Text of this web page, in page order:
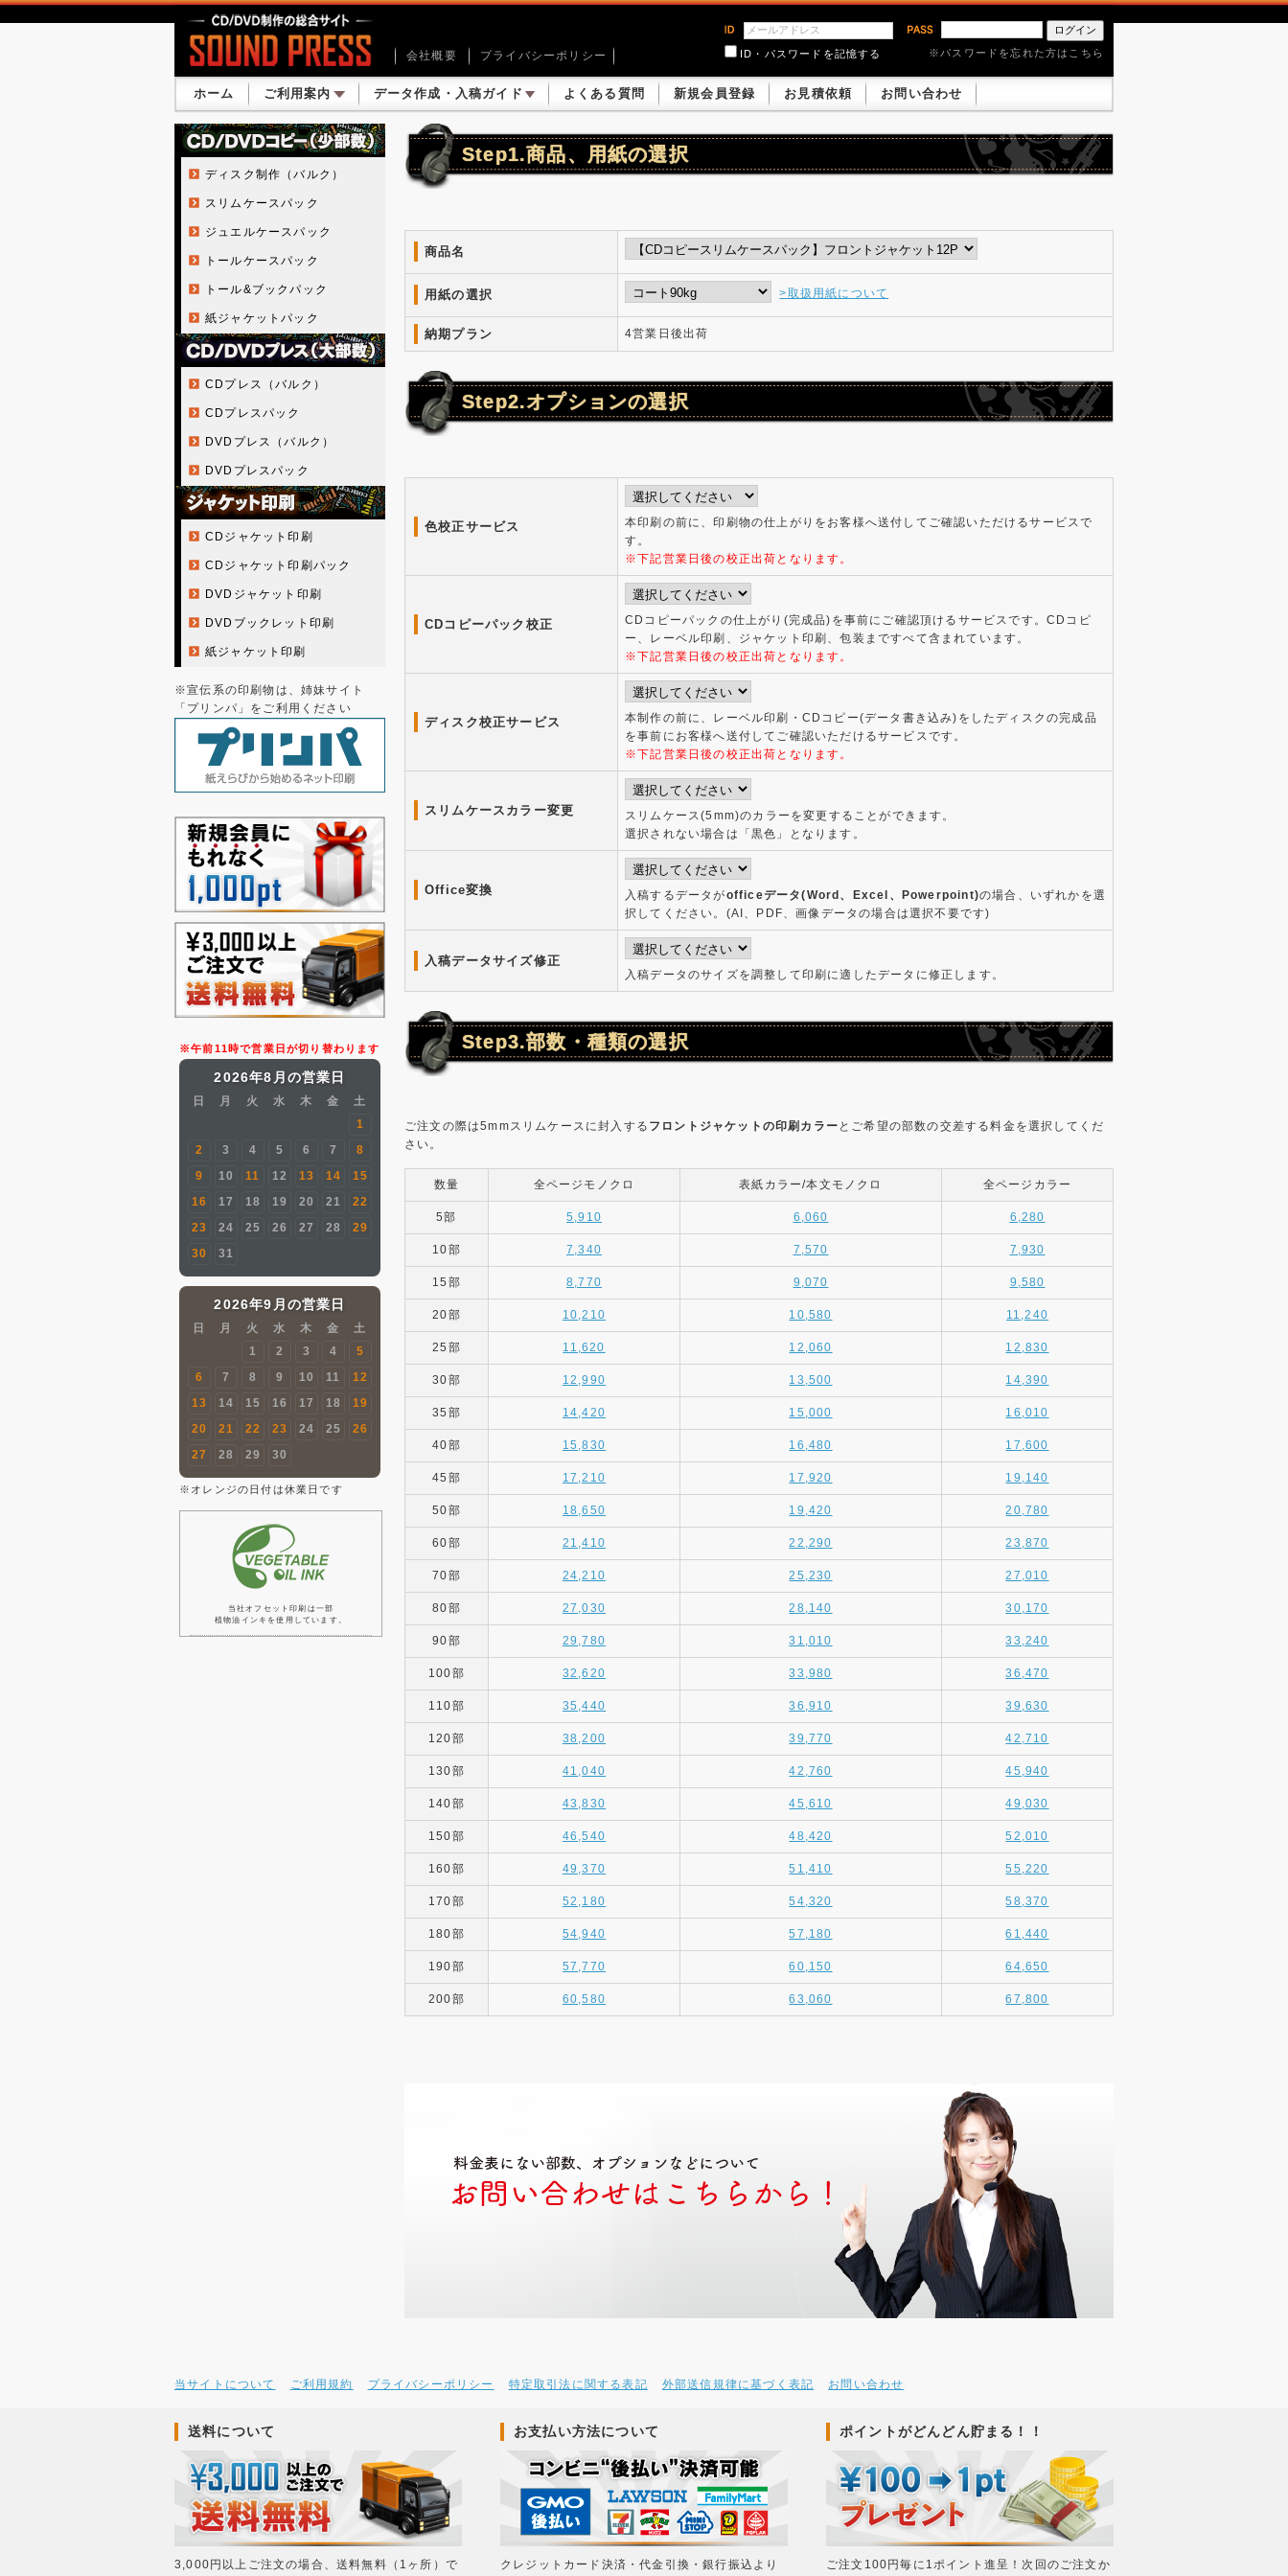
会社概要 プライバシーポリシー ID・パスワードを記憶する ※パスワードを忘れた方はこちら
ホーム ご利用案内 データ作成・入稿ガイド よくある質問 新規会員登録 お見積依頼 お問い合わせ
ディスク制作（バルク）
スリムケースパック
ジュエルケースパック
トールケースパック
トール&ブックパック
紙ジャケットパック
CDプレス（バルク）
CDプレスパック
DVDプレス（バルク）
DVDプレスパック
CDジャケット印刷
CDジャケット印刷パック
DVDジャケット印刷
DVDブックレット印刷
紙ジャケット印刷
※宣伝系の印刷物は、姉妹サイト
「プリンパ」をご利用ください
※午前11時で営業日が切り替わります
2026年8月の営業日
日 月 火 水 木 金
土
1
2
3 4 5 6 7
8
9
10 11 12 13 14
15
16
17 18 19 20 21
22
23
24 25 26 27 28
29
30
31
2026年9月の営業日
日 月 火 水 木 金
土
1
2 3 4
5
6
7 8 9 10 11
12
13
14 15 16 17 18
19
20
21 22 23 24 25
26
27
28 29 30
※オレンジの日付は休業日です
当社オフセット印刷は一部
植物油インキを使用しています。
Step1.商品、用紙の選択
商品名
用紙の選択 >取扱用紙について
納期プラン 4営業日後出荷
Step2.オプションの選択
色校正サービス
本印刷の前に、印刷物の仕上がりをお客様へ送付してご確認いただけるサービスで
す。
※下記営業日後の校正出荷となります。
CDコピーパック校正
CDコピーパックの仕上がり(完成品)を事前にご確認頂けるサービスです。CDコピ
ー、レーベル印刷、ジャケット印刷、包装まですべて含まれています。
※下記営業日後の校正出荷となります。
ディスク校正サービス
本制作の前に、レーベル印刷・CDコピー(データ書き込み)をしたディスクの完成品
を事前にお客様へ送付してご確認いただけるサービスです。
※下記営業日後の校正出荷となります。
スリムケースカラー変更
スリムケース(5mm)のカラーを変更することができます。
選択されない場合は「黒色」となります。
Office変換 入稿するデータがofficeデータ(Word、Excel、Powerpoint)の場合、いずれかを選
択してください。(AI、PDF、画像データの場合は選択不要です)
入稿データサイズ修正
入稿データのサイズを調整して印刷に適したデータに修正します。
Step3.部数・種類の選択
ご注文の際は5mmスリムケースに封入する フロントジャケットの印刷カラー とご希望の部数の交差する料金を選択してくだ
さい。
数量 全ページモノクロ 表紙カラー/本文モノクロ 全ページカラー
5部 5,910 6,060 6,280
10部 7,340 7,570 7,930
15部 8,770 9,070 9,580
20部 10,210 10,580 11,240
25部 11,620 12,060 12,830
30部 12,990 13,500 14,390
35部 14,420 15,000 16,010
40部 15,830 16,480 17,600
45部 17,210 17,920 19,140
50部 18,650 19,420 20,780
60部 21,410 22,290 23,870
70部 24,210 25,230 27,010
80部 27,030 28,140 30,170
90部 29,780 31,010 33,240
100部 32,620 33,980 36,470
110部 35,440 36,910 39,630
120部 38,200 39,770 42,710
130部 41,040 42,760 45,940
140部 43,830 45,610 49,030
150部 46,540 48,420 52,010
160部 49,370 51,410 55,220
170部 52,180 54,320 58,370
180部 54,940 57,180 61,440
190部 57,770 60,150 64,650
200部 60,580 63,060 67,800
当サイトについて ご利用規約 プライバシーポリシー 特定取引法に関する表記 外部送信規律に基づく表記 お問い合わせ
送料について
3,000円以上ご注文の場合、送料無料（1ヶ所）で
お支払い方法について
クレジットカード決済・代金引換・銀行振込より
ポイントがどんどん貯まる！！
ご注文100円毎に1ポイント進呈！次回のご注文か